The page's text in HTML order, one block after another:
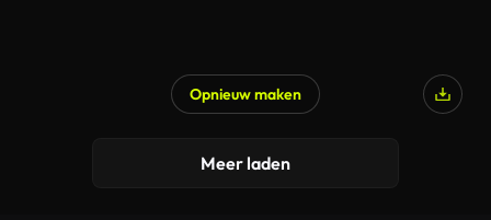
Opnieuw maken
Meer laden